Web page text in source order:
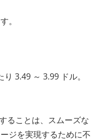
。
3.49 ～ 3.99 ドル。
ることは、スムーズな
ジを実現するために不